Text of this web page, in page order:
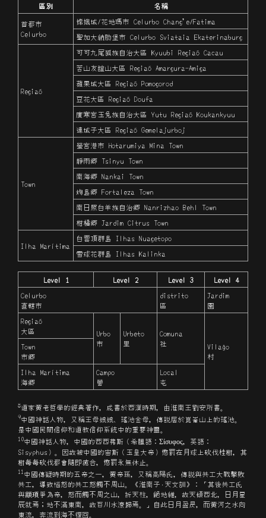
區別
名稱
首都市
Celurbo
嫦娥城/花地瑪市 Celurbo Chang'e/Fatima
聖加大納肋堡市 Celurbo Sviataia Ekaterinaburg
Regiaõ
可可九尾狐族自治大區 Kyuubi Regiaõ Cacau
苦山友誼山大區 Regiaõ Amargura-Amiga
蘋果城大區 Regiaõ Pomogorod
豆花大區 Regiaõ Doufa
廣寒宮玉兔族自治大區 Yutu Regiaõ Koukankyuu
連城子大區 Regiaõ Gemelajurboj
Town
螢宮港市 Hotarumiya Mina Town
靜雨郷 Tsinyu Town
南海郷 Nankai Town
炮島郷 Fortaleza Town
南日照白羊族自治郷 Nanrizhao Behl Town
柑橘郷 Jardim Citrus Town
Ilha Marítima
白雲頂群島 Ilhas Nuagetopo
雪球花群島 Ilhas Kalinka
Level 1 Level 2 Level 3
Level 4
Celurbo
直轄市
distrito
區
Jardim
園
Regiaõ
大區
Urbo
市
Urbeto
里
Comuna
社
Vilaĝo
村
Town
市郷
Ilha Marítima
海郷
Campo
營
Local
屯
8道家黄老哲學的經典著作，成書於西漢時期，由淮南王劉安所書。
9中國神話人物，又稱王母娘娘、瑤池金母，傳説居於崑崙山上的瑤池。
是中國民間信仰和道教信仰系統中的重要神靈。
10中國神話人物，中國的西西弗斯（希臘語：Σίσυφος，英語：
Sisyphus）。因故被中國的宙斯（玉皇大帝）懲罰在月球上砍伐桂樹，其
樹每每砍伐都會隨即癒合，懲罰永無休止。
11中國傳疑時期的五帝之一，黄帝孫，又稱高陽氏，傳説與共工大戰擊敗
共工，導致惱怒的共工怒觸不周山。《淮南子·天文訓》：「其後共工氏
與顓頊爭為帝，怒而觸不周之山，折天柱，絶地維，故天傾西北，日月星
辰就焉；地不滿東南，故百川水潦歸焉。」自此日月盈昃，而黄河之水向
東流，奔流到海不復回。